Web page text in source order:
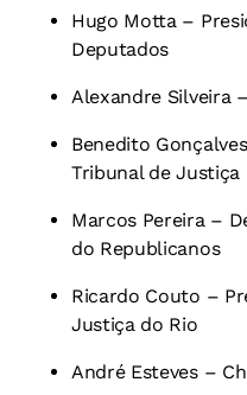
Hugo Motta –
Deputados
Alexandre Silveira
Benedito
Tribunal de Justiça
Marcos Pereira –
do Republicanos
Ricardo Couto –
Justiça do Rio
André Esteves –